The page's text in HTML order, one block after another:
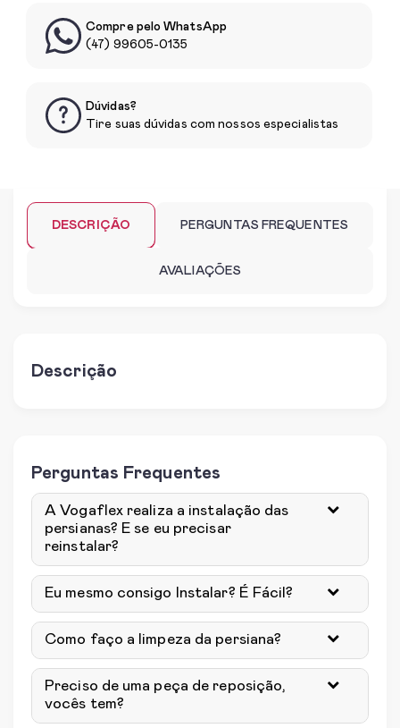
Compre pelo WhatsApp
(47) 99605-0135
Dúvidas?
Tire suas dúvidas com nossos especialistas
DESCRIÇÃO PERGUNTAS FREQUENTES
AVALIAÇÕES
Descrição
Perguntas Frequentes
A Vogaflex realiza a instalação das
persianas? E se eu precisar
reinstalar?
Eu mesmo consigo Instalar? É Fácil?
Como faço a limpeza da persiana?
Preciso de uma peça de reposição,
vocês tem?